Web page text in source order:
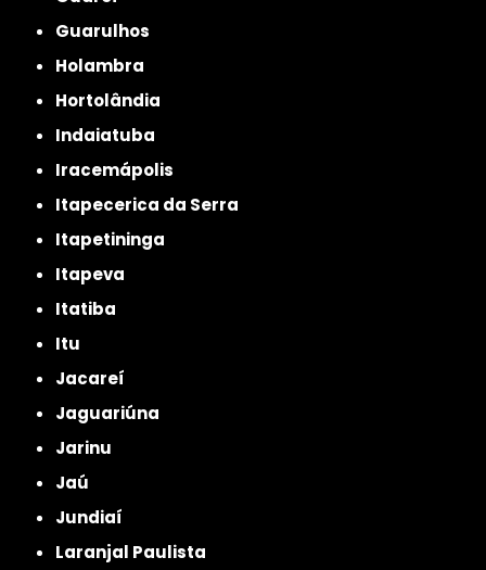
Guarulhos
Holambra
Hortolândia
Indaiatuba
Iracemápolis
Itapecerica da Serra
Itapetininga
Itapeva
Itatiba
Itu
Jacareí
Jaguariúna
Jarinu
Jaú
Jundiaí
Laranjal Paulista